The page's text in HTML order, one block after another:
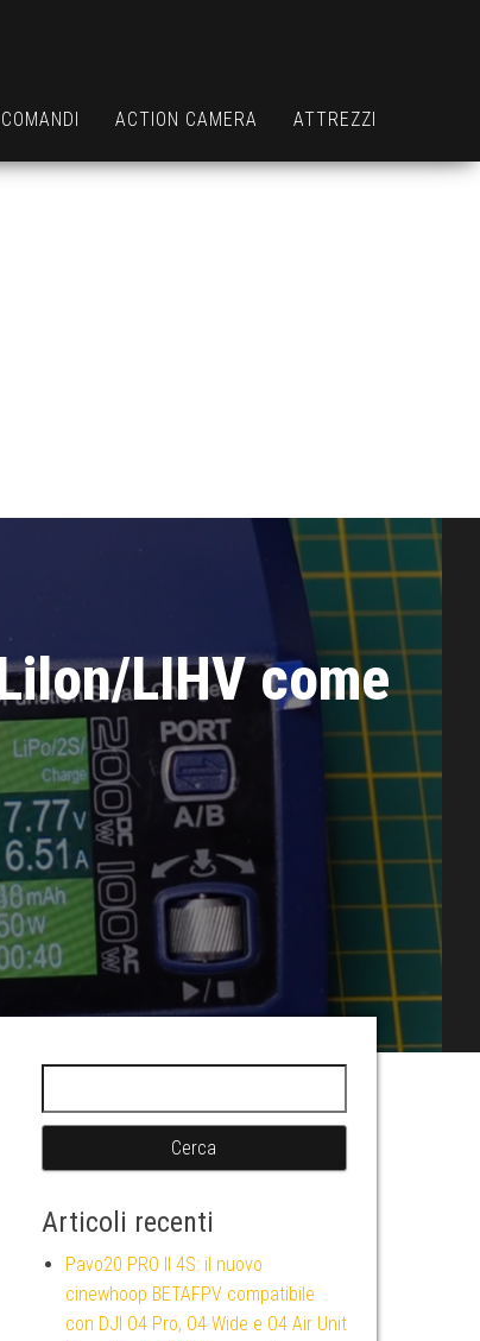
ACTION CAMERA ATTREZZI
LIHV come
Articoli recenti
Pavo20 PRO II 4S: il nuovo
cinewhoop BETAFPV compatibile
con DJI O4 Pro, O4 Wide e O4 Air Unit